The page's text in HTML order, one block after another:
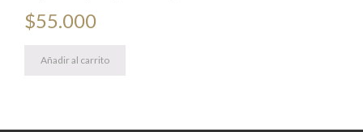
$55.000
Añadir al carrito